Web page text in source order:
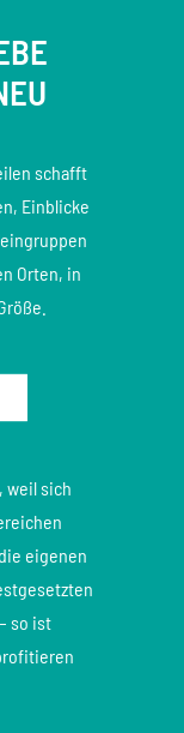
schafft
Einblicke
Orten, in
weil sich
eigenen
so ist